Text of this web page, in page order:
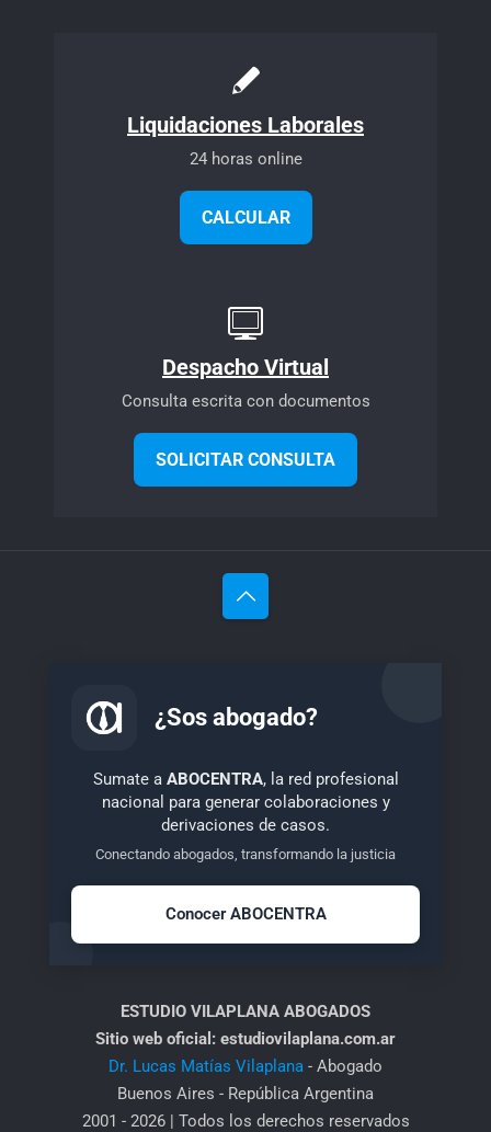
Liquidaciones Laborales
24 horas online
CALCULAR
Despacho Virtual
Consulta escrita con documentos
SOLICITAR CONSULTA
¿Sos abogado?
Sumate a ABOCENTRA, la red profesional
nacional para generar colaboraciones y
derivaciones de casos.
Conectando abogados, transformando la justicia
Conocer ABOCENTRA
ESTUDIO VILAPLANA ABOGADOS
Sitio web oficial: estudiovilaplana.com.ar
Dr. Lucas Matías Vilaplana - Abogado
Buenos Aires - República Argentina
2001 - 2026 | Todos los derechos reservados